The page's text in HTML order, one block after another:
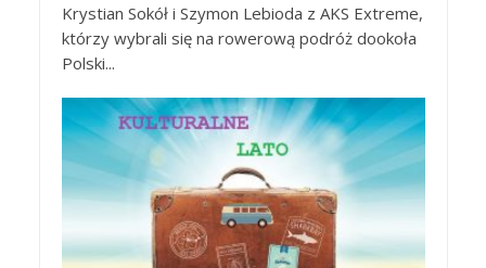
Krystian Sokół i Szymon Lebioda z AKS Extreme,
którzy wybrali się na rowerową podróż dookoła
Polski...